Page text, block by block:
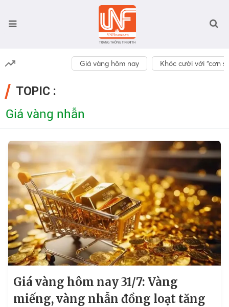
Giá vàng hôm nay Khóc cười với “cơn
TOPIC :
Giá vàng nhẫn
Giá vàng hôm nay 31/7: Vàng
miếng, vàng nhẫn đồng loạt tăng